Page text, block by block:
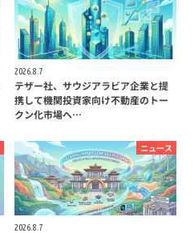
2026.8.7
テザー社、サウジアラビア企業と提
携して機関投資家向け不動産のトー
クン化市場へ…
ニュース
2026.8.7